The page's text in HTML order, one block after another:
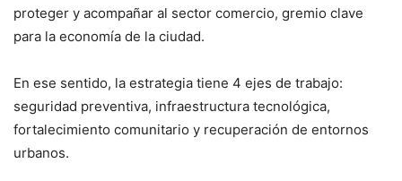
proteger y acompañar al sector comercio, gremio clave
para la economía de la ciudad.
En ese sentido, la estrategia tiene 4 ejes de trabajo:
seguridad preventiva, infraestructura tecnológica,
fortalecimiento comunitario y recuperación de entornos
urbanos.